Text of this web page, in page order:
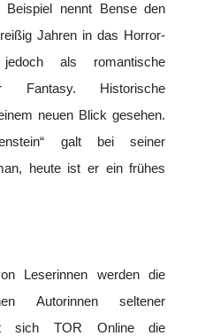
nennt Bense den
Jahren in das Horror-
als romantische
Fantasy. Historische
neuen Blick gesehen.
galt bei seiner
heute ist er ein frühes
Leserinnen werden die
Autorinnen seltener
sich TOR Online die